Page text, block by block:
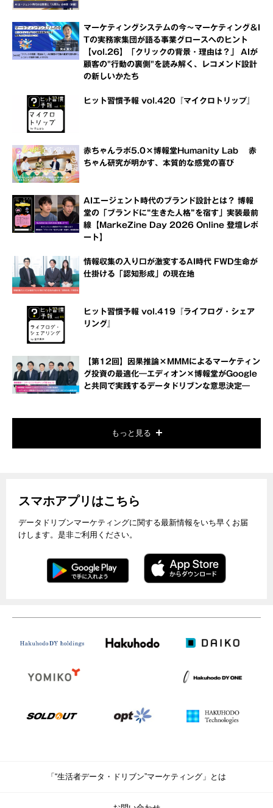
マーケティングシステムの今～マーケティング＆I
Tの実務家集団が語る事業グロースへのヒント
【vol.26】「クリックの背景・理由は？」 AIが
顧客の"行動の裏側"を読み解く、レコメンド設計
の新しいかたち
ヒット習慣予報 vol.420『マイクロトリップ』
赤ちゃんラボ5.0×博報堂Humanity Lab 赤
ちゃん研究が明かす、本質的な感覚の喜び
AIエージェント時代のブランド設計とは？ 博報
堂の「ブランドに“生きた人格”を宿す」実装最前
線【MarkeZine Day 2026 Online 登壇レポ
ート】
情報収集の入り口が激変するAI時代 FWD生命が
仕掛ける「認知形成」の現在地
ヒット習慣予報 vol.419『ライフログ・シェア
リング』
【第12回】因果推論×MMMによるマーケティン
グ投資の最適化―エディオン×博報堂がGoogle
と共同で実践するデータドリブンな意思決定―
もっと見る
スマホアプリはこちら
データドリブンマーケティングに関する最新情報をいち早くお届
けします。是非ご利用ください。
「“生活者データ・ドリブン”マーケティング」とは